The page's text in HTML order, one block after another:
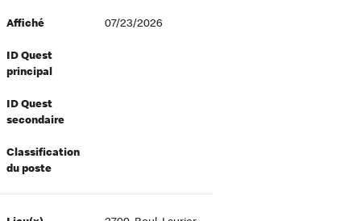
Affiché 07/23/2026
ID Quest
principal
ID Quest
secondaire
Classification
du poste